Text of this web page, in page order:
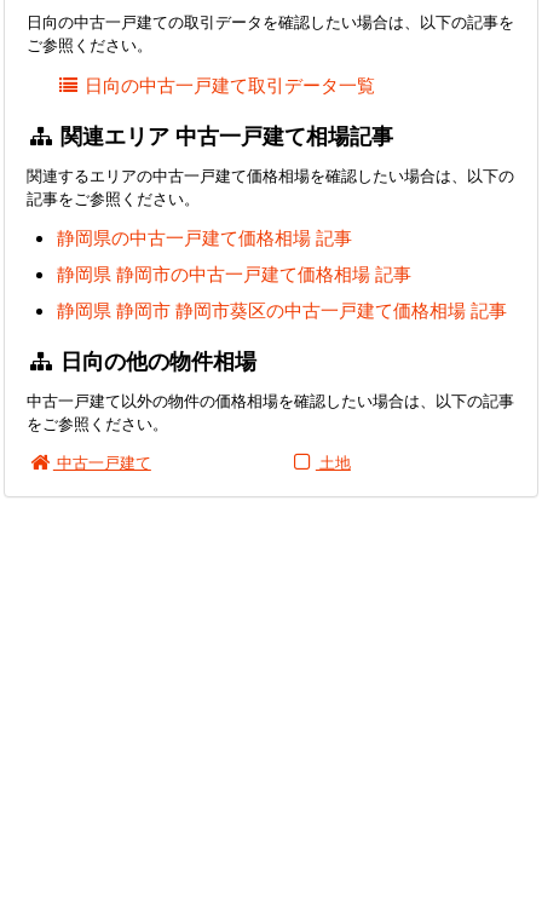
日向の中古一戸建ての取引データを確認したい場合は、以下の記事を
ご参照ください。
日向の中古一戸建て取引データ一覧
関連エリア 中古一戸建て相場記事
関連するエリアの中古一戸建て価格相場を確認したい場合は、以下の
記事をご参照ください。
静岡県の中古一戸建て価格相場 記事
静岡県 静岡市の中古一戸建て価格相場 記事
静岡県 静岡市 静岡市葵区の中古一戸建て価格相場 記事
日向の他の物件相場
中古一戸建て以外の物件の価格相場を確認したい場合は、以下の記事
をご参照ください。
中古一戸建て
土地